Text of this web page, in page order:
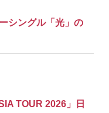
シングル「光」の
TOUR 2026」日